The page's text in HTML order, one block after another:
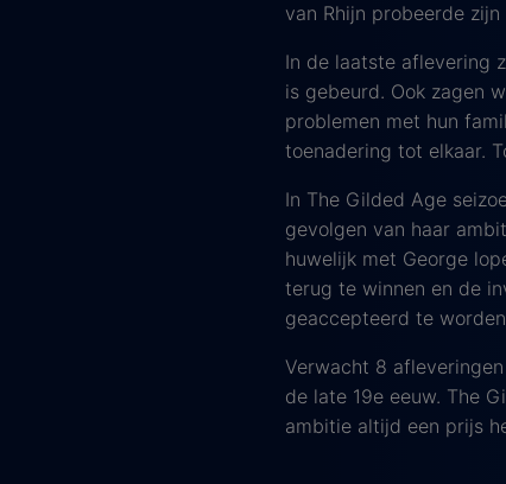
van Rhijn probeerde
In de laatste aflevering
is gebeurd. Ook zagen
problemen met hun
toenadering tot elkaar.
In The Gilded Age
gevolgen van haar
huwelijk met George
terug te winnen en de
geaccepteerd te
Verwacht 8
de late 19e eeuw. The
ambitie altijd een prijs